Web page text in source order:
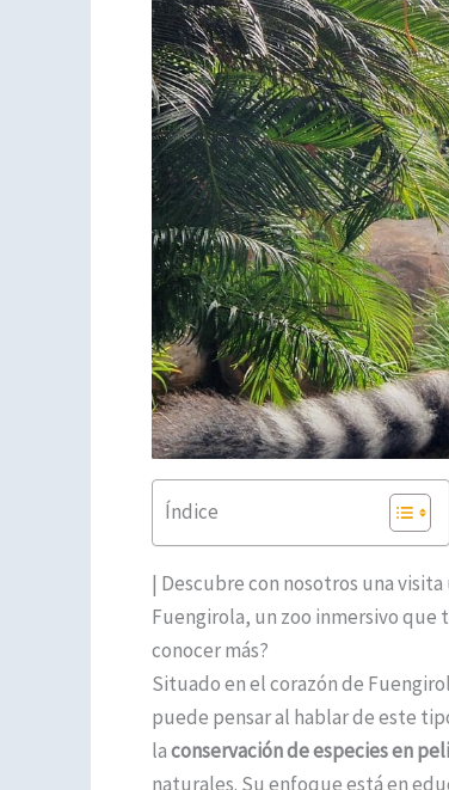
Índice
| Descubre con nosotros una
Fuengirola, un zoo inmersivo que
conocer más?
Situado en el corazón de
puede pensar al hablar de este
laconservación de especies en
naturales. Su enfoque está en